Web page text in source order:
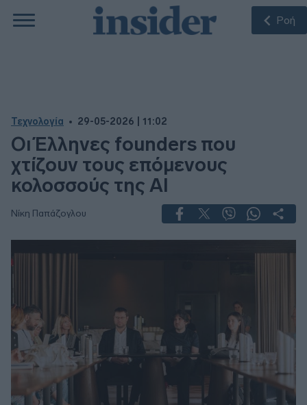
Ροή
Τεχνολογία 29-05-2026 | 11:02
Οι Έλληνες founders που
χτίζουν τους επόμενους
κολοσσούς της AI
Νίκη Παπάζογλου